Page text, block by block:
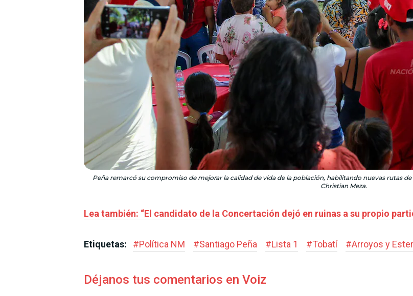
Peña remarcó su compromiso de mejorar la calidad de vida de la población, habilitando nuevas rutas
Christian Meza.
Lea también: “El candidato de la Concertación dejó en ruinas a su propio
Etiquetas: #Política NM #Santiago Peña #Lista 1 #Tobatí #Arroyos y
Déjanos tus comentarios en Voiz